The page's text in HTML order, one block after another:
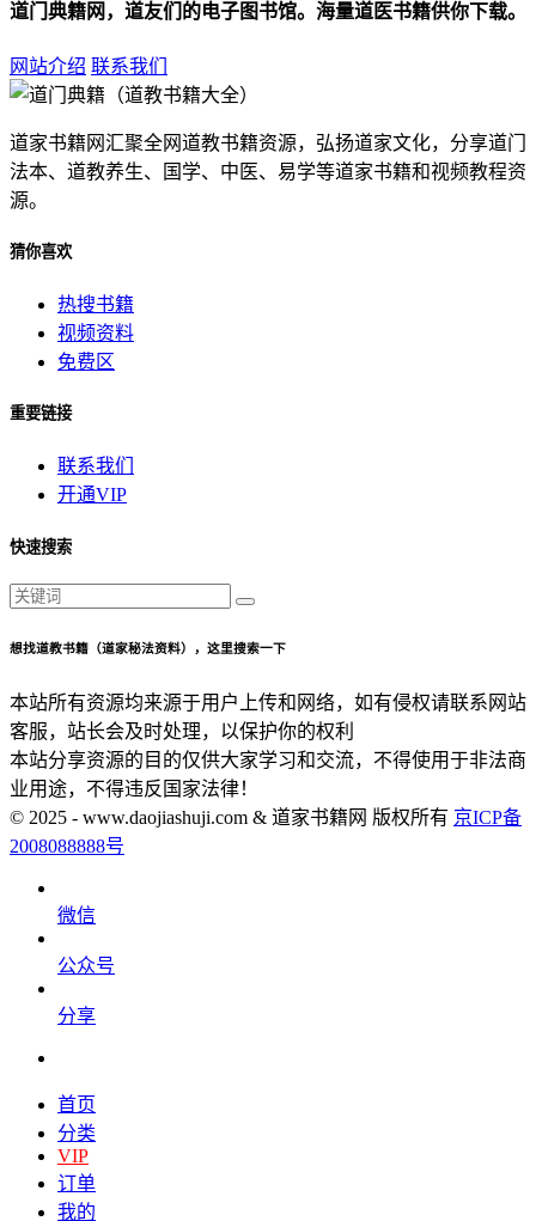
道门典籍网，道友们的电子图书馆。海量道医书籍供你下载。
网站介绍 联系我们
道家书籍网汇聚全网道教书籍资源，弘扬道家文化，分享道门
法本、道教养生、国学、中医、易学等道家书籍和视频教程资
源。
猜你喜欢
热搜书籍
视频资料
免费区
重要链接
联系我们
开通VIP
快速搜索
想找道教书籍（道家秘法资料），这里搜索一下
本站所有资源均来源于用户上传和网络，如有侵权请联系网站
客服，站长会及时处理，以保护你的权利
本站分享资源的目的仅供大家学习和交流，不得使用于非法商
业用途，不得违反国家法律！
© 2025 - www.daojiashuji.com & 道家书籍网 版权所有 京ICP备
2008088888号
微信
公众号
分享
首页
分类
VIP
订单
我的